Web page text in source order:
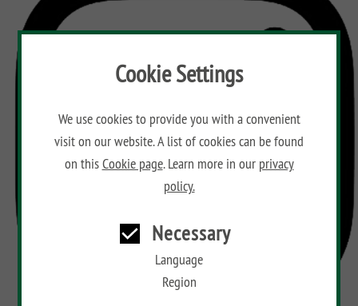
Cookie Settings
We use cookies to provide you with a convenient
visit on our website. A list of cookies can be found
on thisCookie page. Learn more in our privacy
policy.
Necessary
Language
Region
Fence
RAJA
RAJA
Hardwood
WPC
Floor
Planks
Hardwood
Playgrounds
Händlersuche
Händlersuche
Aufbauanleitungen
Kataloge